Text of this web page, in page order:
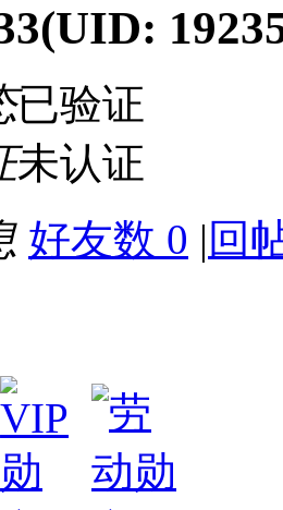
(UID:
已验证
未认证
好友数 0 | 回